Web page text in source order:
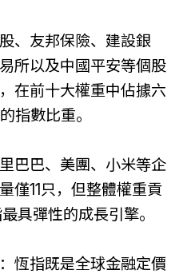
、友邦保險、建設銀
所以及中國平安等個股
在前十大權重中佔據六
指數比重。
巴巴、美團、小米等企
僅11只，但整體權重貢
具彈性的成長引擎。
恆指既是全球金融定價